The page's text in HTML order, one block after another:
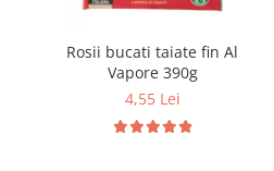
Rosii bucati taiate fin Al
Vapore 390g
4,55 Lei